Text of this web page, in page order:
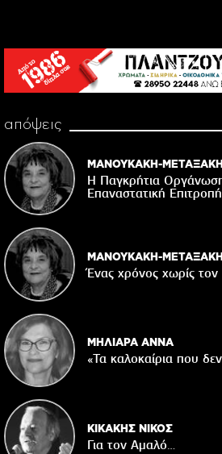
απόψεις
ΜΑΝΟΥΚΑΚΗ-
Η Παγκρήτια
Επαναστατική
ΜΑΝΟΥΚΑΚΗ-
Ένας χρόνος χωρίς
ΜΗΛΙΑΡΑ ΑΝΝΑ
«Τα καλοκαίρια που
ΚΙΚΑΚΗΣ ΝΙΚΟΣ
Για τον Αμαλό…